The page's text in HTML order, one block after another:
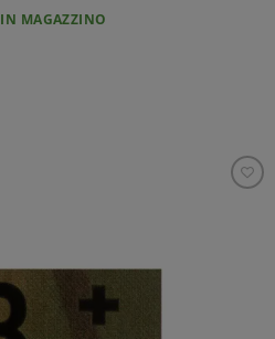
IN MAGAZZINO